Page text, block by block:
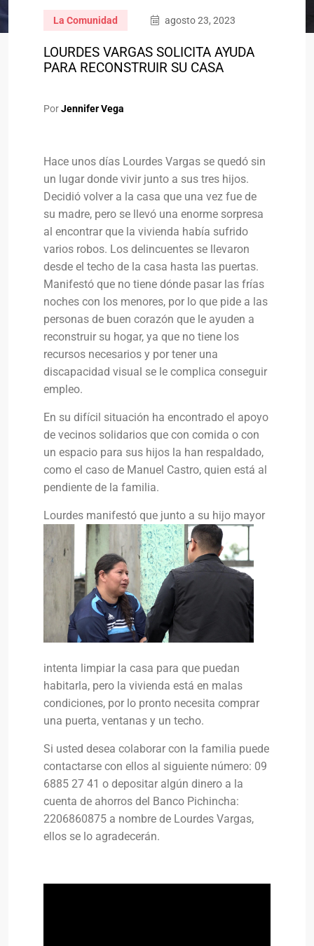
La Comunidad agosto 23, 2023
LOURDES VARGAS SOLICITA AYUDA
PARA RECONSTRUIR SU CASA
PorJennifer Vega
Hace unos días Lourdes Vargas se quedó sin
un lugar donde vivir junto a sus tres hijos.
Decidió volver a la casa que una vez fue de
su madre, pero se llevó una enorme sorpresa
al encontrar que la vivienda había sufrido
varios robos. Los delincuentes se llevaron
desde el techo de la casa hasta las puertas.
Manifestó que no tiene dónde pasar las frías
noches con los menores, por lo que pide a las
personas de buen corazón que le ayuden a
reconstruir su hogar, ya que no tiene los
recursos necesarios y por tener una
discapacidad visual se le complica conseguir
empleo.
En su difícil situación ha encontrado el apoyo
de vecinos solidarios que con comida o con
un espacio para sus hijos la han respaldado,
como el caso de Manuel Castro, quien está al
pendiente de la familia.
Lourdes manifestó que junto a su hijo mayor
intenta limpiar la casa para que puedan
habitarla, pero la vivienda está en malas
condiciones, por lo pronto necesita comprar
una puerta, ventanas y un techo.
Si usted desea colaborar con la familia puede
contactarse con ellos al siguiente número: 09
6885 27 41 o depositar algún dinero a la
cuenta de ahorros del Banco Pichincha:
2206860875 a nombre de Lourdes Vargas,
ellos se lo agradecerán.